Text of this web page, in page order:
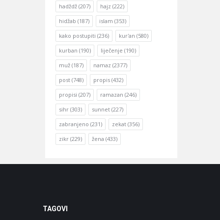
hadždž (207) hajz (222)
hidžab (187) islam (353)
kako postupiti (236) kur'an (580)
kurban (190) liječenje (190)
muž (187) namaz (2377)
post (748) propis (432)
propisi (207) ramazan (246)
sihr (303) sunnet (227)
zabranjeno (231) zekat (356)
zikr (229) žena (433)
TAGOVI